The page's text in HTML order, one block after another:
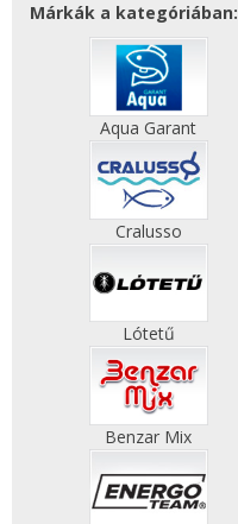
Márkák a kategóriában:
Aqua Garant
Cralusso
Lótetű
Benzar Mix